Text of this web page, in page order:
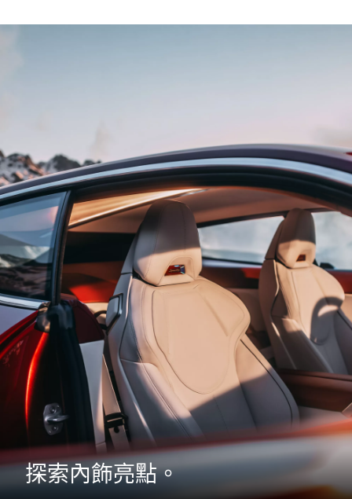
探索內飾亮點。